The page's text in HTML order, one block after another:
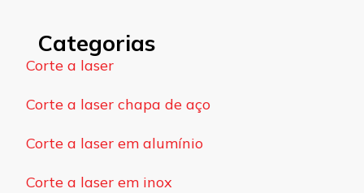
Categorias
Corte a laser
Corte a laser chapa de aço
Corte a laser em alumínio
Corte a laser em inox